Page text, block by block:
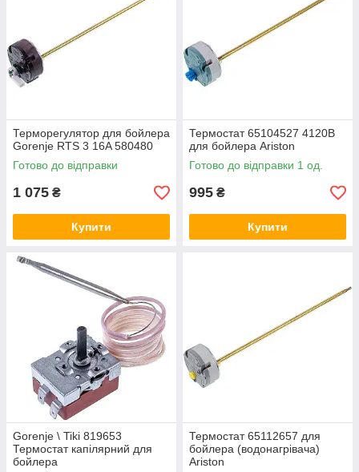
Терморегулятор для бойлера
Gorenje RTS 3 16A 580480
Готово до відправки
1 075 ₴
Купити
Термостат 65104527 4120B
для бойлера Ariston
Готово до відправки 1 од.
995 ₴
Купити
Gorenje \ Tiki 819653
Термостат капілярний для
бойлера
Термостат 65112657 для
бойлера (водонагрівача)
Ariston